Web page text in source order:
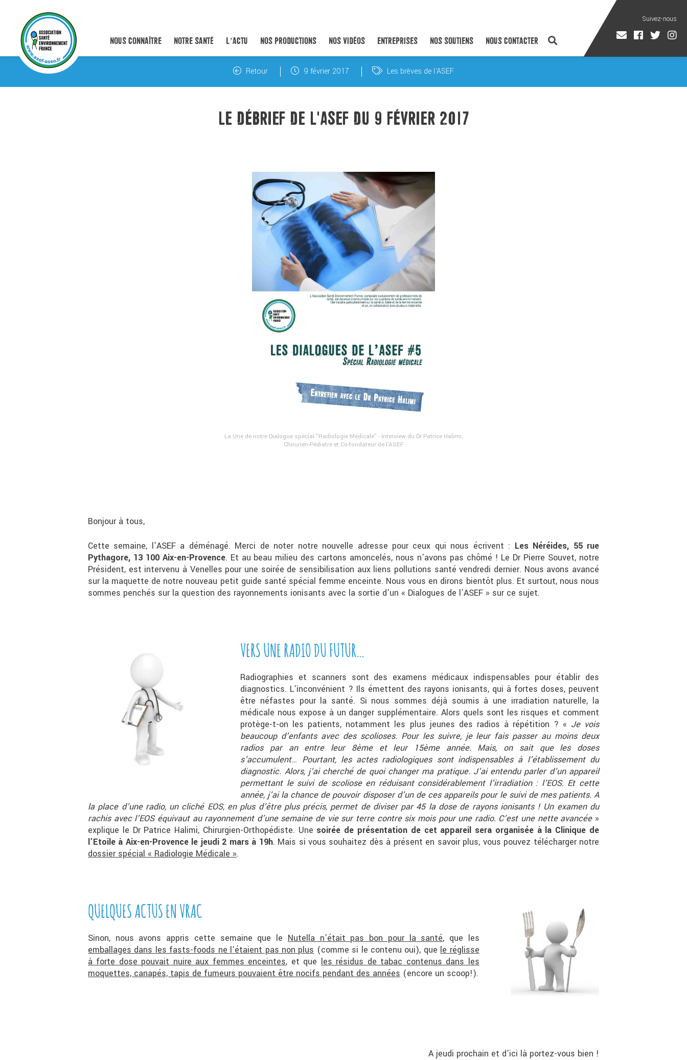
NOUS CONNAÎTRE NOTRE SANTÉ L’ACTU NOS PRODUCTIONS NOS VIDÉOS ENTREPRISES NOS SOUTIENS NOUS CONTACTER
Retour 9 février 2017 Les brèves de l'ASEF
LE DÉBRIEF DE L'ASEF DU 9 FÉVRIER 2017
La Une de notre Dialogue spécial "Radiologie Médicale" - Interview du Dr Patrice Halimi,
Chirurien-Pédiatre et Co-fondateur de l'ASEF
Bonjour à tous,
Cette semaine, l’ASEF a déménagé. Merci de noter notre nouvelle adresse pour ceux qui nous écrivent : Les Néréides, 55 rue
Pythagore, 13 100 Aix-en-Provence. Et au beau milieu des cartons amoncelés, nous n’avons pas chômé ! Le Dr Pierre Souvet, notre
Président, est intervenu à Venelles pour une soirée de sensibilisation aux liens pollutions santé vendredi dernier. Nous avons avancé
sur la maquette de notre nouveau petit guide santé spécial femme enceinte. Nous vous en dirons bientôt plus. Et surtout, nous nous
sommes penchés sur la question des rayonnements ionisants avec la sortie d’un « Dialogues de l’ASEF » sur ce sujet.
VERS UNE RADIO DU FUTUR…
Radiographies et scanners sont des examens médicaux indispensables pour établir des
diagnostics. L’inconvénient ? Ils émettent des rayons ionisants, qui à fortes doses, peuvent
être néfastes pour la santé. Si nous sommes déjà soumis à une irradiation naturelle, la
médicale nous expose à un danger supplémentaire. Alors quels sont les risques et comment
protège-t-on les patients, notamment les plus jeunes des radios à répétition ? « Je vois
beaucoup d’enfants avec des scolioses. Pour les suivre, je leur fais passer au moins deux
radios par an entre leur 8ème et leur 15ème année. Mais, on sait que les doses
s’accumulent… Pourtant, les actes radiologiques sont indispensables à l’établissement du
diagnostic. Alors, j’ai cherché de quoi changer ma pratique. J’ai entendu parler d’un appareil
permettant le suivi de scoliose en réduisant considérablement l’irradiation : l’EOS. Et cette
année, j’ai la chance de pouvoir disposer d’un de ces appareils pour le suivi de mes patients. A
la place d’une radio, un cliché EOS, en plus d’être plus précis, permet de diviser par 45 la dose de rayons ionisants ! Un examen du
rachis avec l’EOS équivaut au rayonnement d’une semaine de vie sur terre contre six mois pour une radio. C’est une nette avancée»
explique le Dr Patrice Halimi, Chirurgien-Orthopédiste. Une soirée de présentation de cet appareil sera organisée à la Clinique de
l’Etoile à Aix-en-Provence le jeudi 2 mars à 19h. Mais si vous souhaitez dès à présent en savoir plus, vous pouvez télécharger notre
dossier spécial « Radiologie Médicale ».
QUELQUES ACTUS EN VRAC
Sinon, nous avons appris cette semaine que le Nutella n’était pas bon pour la santé, que les
emballages dans les fasts-foods ne l’étaient pas non plus (comme si le contenu oui), que le réglisse
à forte dose pouvait nuire aux femmes enceintes, et que les résidus de tabac contenus dans les
moquettes, canapés, tapis de fumeurs pouvaient être nocifs pendant des années (encore un scoop!).
A jeudi prochain et d’ici là portez-vous bien !